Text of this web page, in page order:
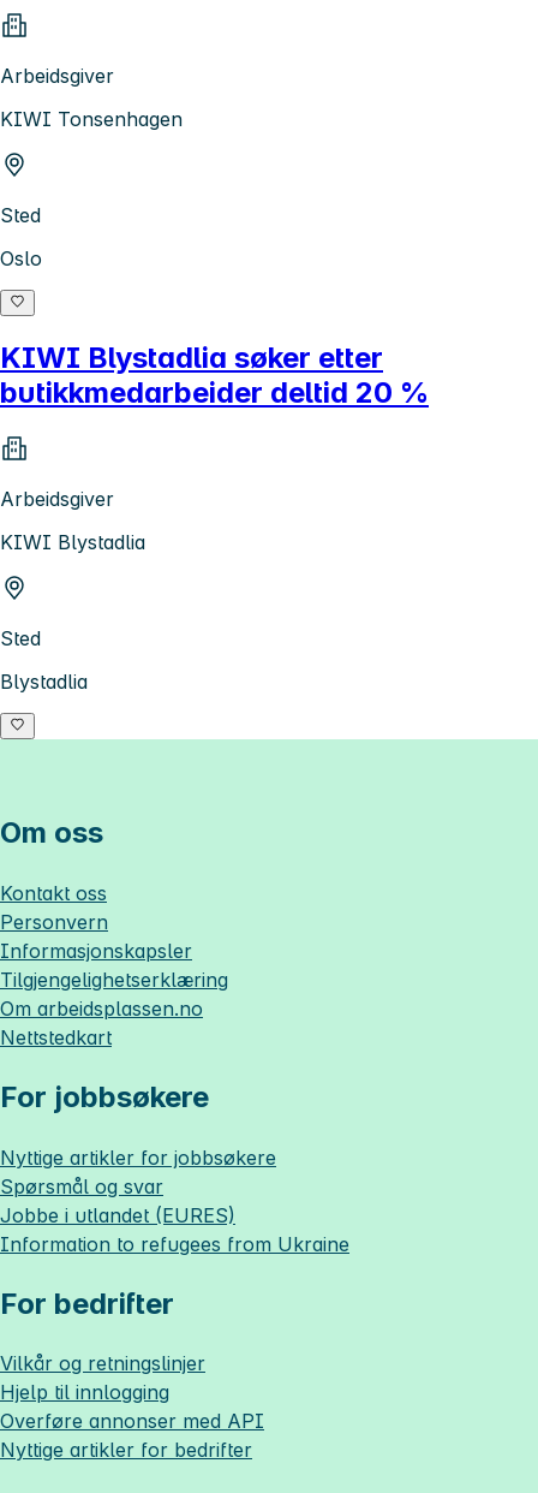
Arbeidsgiver
KIWI Tonsenhagen
Sted
Oslo
KIWI Blystadlia søker etter
butikkmedarbeider deltid 20 %
Arbeidsgiver
KIWI Blystadlia
Sted
Blystadlia
Om oss
Kontakt oss
Personvern
Informasjonskapsler
Tilgjengelighetserklæring
Om arbeidsplassen.no
Nettstedkart
For jobbsøkere
Nyttige artikler for jobbsøkere
Spørsmål og svar
Jobbe i utlandet (EURES)
Information to refugees from Ukraine
For bedrifter
Vilkår og retningslinjer
Hjelp til innlogging
Overføre annonser med API
Nyttige artikler for bedrifter